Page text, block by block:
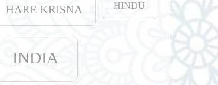
HARE KRISNA HINDU
INDIA